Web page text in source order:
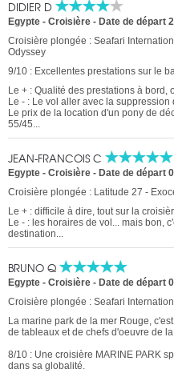
DIDIER D
Egypte - Croisière - Date de départ
Croisière plongée : Seafari
Odyssey
9/10 : Excellentes prestations sur le
Le + : Qualité des prestations à
Le - : Le vol aller avec la suppression
Le prix de la location d'un pony de
55/45...
JEAN-FRANCOIS C
Egypte - Croisière - Date de départ
Croisière plongée : Latitude 27 -
Le + : difficile à dire, tout sur la
Le - : les horaires de vol... mais bon,
destination...
BRUNO Q
Egypte - Croisière - Date de départ
Croisière plongée : Seafari
La marine park de la mer Rouge,
de tableaux et de chefs d'oeuvre de
8/10 : Une croisière MARINE PARK
dans sa globalité.